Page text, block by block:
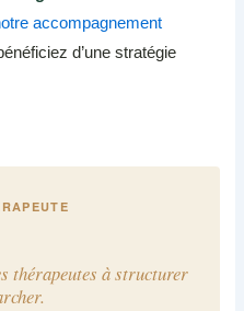
accompagnement
d’une stratégie
thérapeutes à structurer